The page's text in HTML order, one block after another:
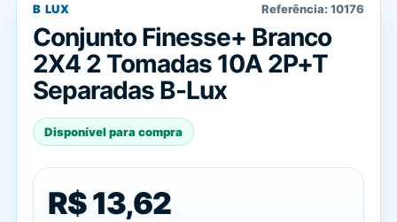
B LUX Referência: 10176
Conjunto Finesse+ Branco
2X4 2 Tomadas 10A 2P+T
Separadas B-Lux
Disponível para compra
R$ 13,62